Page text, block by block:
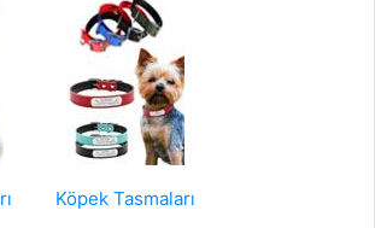
Köpek Tasmaları